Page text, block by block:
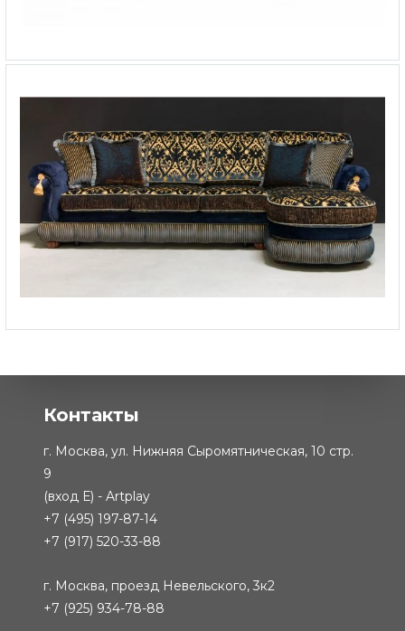
Контакты
г. Москва, ул. Нижняя Сыромятническая, 10 стр.
9
(вход Е) - Artplay
+7 (495) 197-87-14
+7 (917) 520-33-88
г. Москва, проезд Невельского, 3к2
+7 (925) 934-78-88